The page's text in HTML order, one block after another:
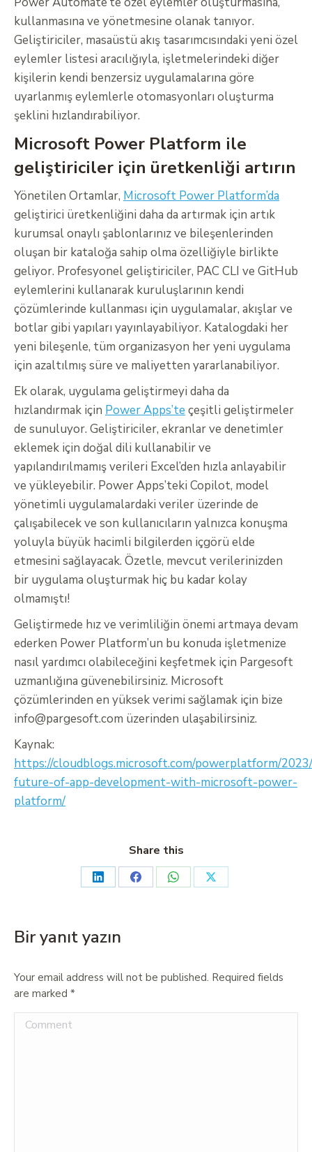
kullanmasına ve yönetmesine olanak tanıyor.
Geliştiriciler, masaüstü akış tasarımcısındaki yeni özel
eylemler listesi aracılığıyla, işletmelerindeki diğer
kişilerin kendi benzersiz uygulamalarına göre
uyarlanmış eylemlerle otomasyonları oluşturma
şeklini hızlandırabiliyor.
Microsoft Power Platform ile
geliştiriciler için üretkenliği artırın
Yönetilen Ortamlar, Microsoft Power Platform’da
geliştirici üretkenliğini daha da artırmak için artık
kurumsal onaylı şablonlarınız ve bileşenlerinden
oluşan bir kataloğa sahip olma özelliğiyle birlikte
geliyor. Profesyonel geliştiriciler, PAC CLI ve GitHub
eylemlerini kullanarak kuruluşlarının kendi
çözümlerinde kullanması için uygulamalar, akışlar ve
botlar gibi yapıları yayınlayabiliyor. Katalogdaki her
yeni bileşenle, tüm organizasyon her yeni uygulama
için azaltılmış süre ve maliyetten yararlanabiliyor.
Ek olarak, uygulama geliştirmeyi daha da
hızlandırmak için Power Apps’te çeşitli geliştirmeler
de sunuluyor. Geliştiriciler, ekranlar ve denetimler
eklemek için doğal dili kullanabilir ve
yapılandırılmamış verileri Excel’den hızla anlayabilir
ve yükleyebilir. Power Apps’teki Copilot, model
yönetimli uygulamalardaki veriler üzerinde de
çalışabilecek ve son kullanıcıların yalnızca konuşma
yoluyla büyük hacimli bilgilerden içgörü elde
etmesini sağlayacak. Özetle, mevcut verilerinizden
bir uygulama oluşturmak hiç bu kadar kolay
olmamıştı!
Geliştirmede hız ve verimliliğin önemi artmaya devam
ederken Power Platform’un bu konuda işletmenize
nasıl yardımcı olabileceğini keşfetmek için Pargesoft
uzmanlığına güvenebilirsiniz. Microsoft
çözümlerinden en yüksek verimi sağlamak için bize
info@pargesoft.com üzerinden ulaşabilirsiniz.
Kaynak:
https://cloudblogs.microsoft.com/powerplatform/
future-of-app-development-with-microsoft-power-
platform/
Share this
Bir yanıt yazın
Your email address will not be published. Required fields
are marked *
Comment